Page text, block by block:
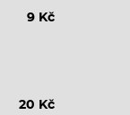
9 Kč
20 Kč